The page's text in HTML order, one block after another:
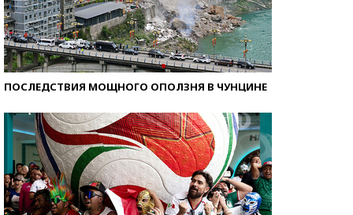
ПОСЛЕДСТВИЯ МОЩНОГО ОПОЛЗНЯ В ЧУНЦИНЕ